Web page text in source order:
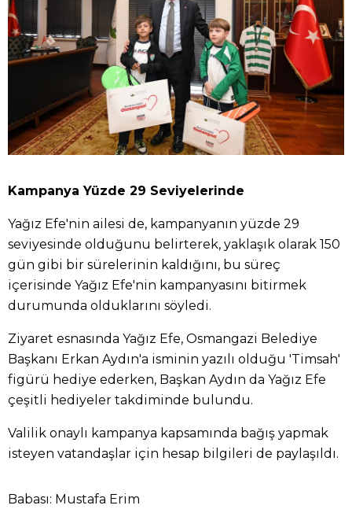
Kampanya Yüzde 29 Seviyelerinde
Yağız Efe'nin ailesi de, kampanyanın yüzde 29
seviyesinde olduğunu belirterek, yaklaşık olarak 150
gün gibi bir sürelerinin kaldığını, bu süreç
içerisinde Yağız Efe'nin kampanyasını bitirmek
durumunda olduklarını söyledi.
Ziyaret esnasında Yağız Efe, Osmangazi Belediye
Başkanı Erkan Aydın'a isminin yazılı olduğu 'Timsah'
figürü hediye ederken, Başkan Aydın da Yağız Efe
çeşitli hediyeler takdiminde bulundu.
Valilik onaylı kampanya kapsamında bağış yapmak
isteyen vatandaşlar için hesap bilgileri de paylaşıldı.
Babası: Mustafa Erim